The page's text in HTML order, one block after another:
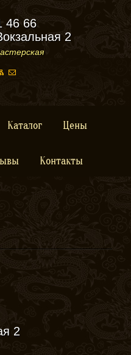
Каталог Цены
Контакты
46 66
2
2